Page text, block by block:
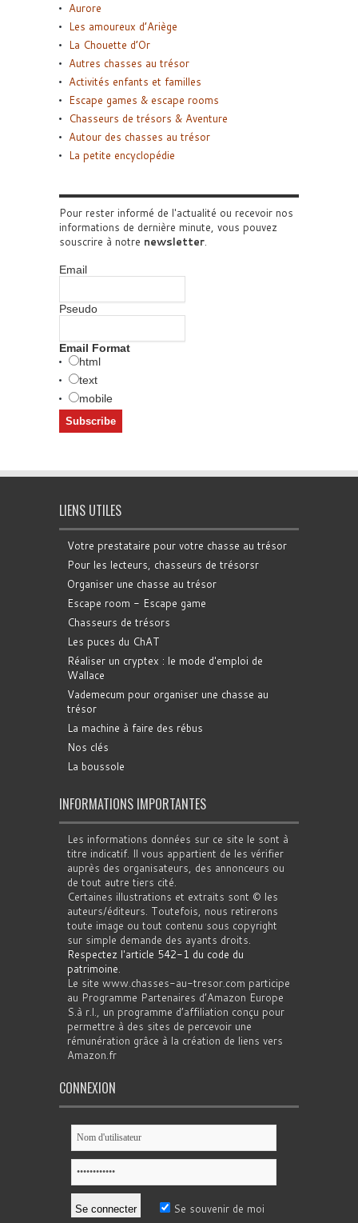
Aurore
Les amoureux d’Ariège
La Chouette d’Or
Autres chasses au trésor
Activités enfants et familles
Escape games & escape rooms
Chasseurs de trésors & Aventure
Autour des chasses au trésor
La petite encyclopédie
Pour rester informé de l'actualité ou recevoir nos
informations de dernière minute, vous pouvez
souscrire à notre newsletter.
Email
Pseudo
Email Format
html
text
mobile
LIENS UTILES
Votre prestataire pour votre chasse au trésor
Pour les lecteurs, chasseurs de trésorsr
Organiser une chasse au trésor
Escape room - Escape game
Chasseurs de trésors
Les puces du ChAT
Réaliser un cryptex : le mode d'emploi de
Wallace
Vademecum pour organiser une chasse au
trésor
La machine à faire des rébus
Nos clés
La boussole
INFORMATIONS IMPORTANTES
Les informations données sur ce site le sont à
titre indicatif. Il vous appartient de les vérifier
auprès des organisateurs, des annonceurs ou
de tout autre tiers cité.
Certaines illustrations et extraits sont © les
auteurs/éditeurs. Toutefois, nous retirerons
toute image ou tout contenu sous copyright
sur simple demande des ayants droits.
Respectez l'article 542-1 du code du
patrimoine.
Le site www.chasses-au-tresor.com participe
au Programme Partenaires d’Amazon Europe
S.à r.l., un programme d’affiliation conçu pour
permettre à des sites de percevoir une
rémunération grâce à la création de liens vers
Amazon.fr
CONNEXION
Se souvenir de moi